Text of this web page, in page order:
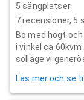
5 sängplatser
7recensioner, 5
Bo med högt
i vinkel ca
solläge vi
Läs mer och se